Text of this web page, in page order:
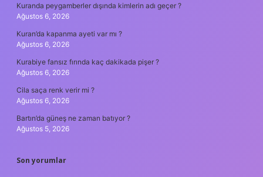
Kuranda peygamberler dışında kimlerin adı geçer ?
Ağustos 6, 2026
Kuran’da kapanma ayeti var mı ?
Ağustos 6, 2026
Kurabiye fansız fırında kaç dakikada pişer ?
Ağustos 6, 2026
Cila saça renk verir mi ?
Ağustos 6, 2026
Bartın’da güneş ne zaman batıyor ?
Ağustos 5, 2026
Son yorumlar